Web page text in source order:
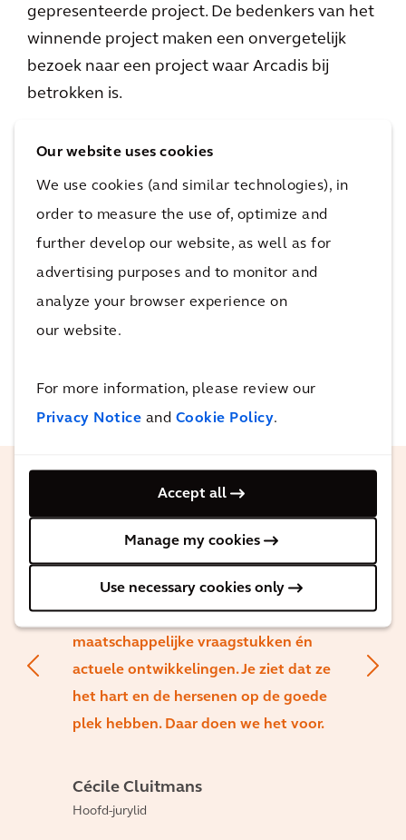
Our website uses cookies
We use cookies (and similar technologies), in
order to measure the use of, optimize and
further develop our website, as well as for
advertising purposes and to monitor and
analyze your browser experience on
our website.
For more information, please review our
Privacy Notice and Cookie Policy.
Accept all
Manage my cookies
Use necessary cookies only
gepresenteerde project. De bedenkers van het
winnende project maken een onvergetelijk
bezoek naar een project waar Arcadis bij
betrokken is.
maatschappelijke uitdagingen. Door op een
creatieve manier na te denken over deze
vraagstukken, leren ze hoe belangrijk, leuk en
uitdagend techniek is. Daarnaast ervaren ze
hoe fascinerend de wereld van techniek kan
zit is geweldig om te zien bij leerlingen,
en bij leraren. De ideeën en uitwerkingen
komen van de leerlingen zelf. Ze zijn op
zo’n jonge leeftijd al bezig met
maatschappelijke vraagstukken én
actuele ontwikkelingen. Je ziet dat ze
het hart en de hersenen op de goede
plek hebben. Daar doen we het voor.
Cécile Cluitmans
Hoofd-jurylid